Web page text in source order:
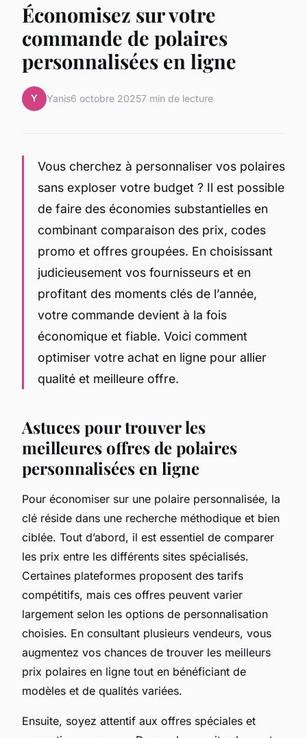
Économisez sur votre
commande de polaires
personnalisées en ligne
Y Yanis6 octobre 20257 min de lecture
Vous cherchez à personnaliser vos polaires
sans exploser votre budget ? Il est possible
de faire des économies substantielles en
combinant comparaison des prix, codes
promo et offres groupées. En choisissant
judicieusement vos fournisseurs et en
profitant des moments clés de l’année,
votre commande devient à la fois
économique et fiable. Voici comment
optimiser votre achat en ligne pour allier
qualité et meilleure offre.
Astuces pour trouver les
meilleures offres de polaires
personnalisées en ligne
Pour économiser sur une polaire personnalisée, la
clé réside dans une recherche méthodique et bien
ciblée. Tout d’abord, il est essentiel de comparer
les prix entre les différents sites spécialisés.
Certaines plateformes proposent des tarifs
compétitifs, mais ces offres peuvent varier
largement selon les options de personnalisation
choisies. En consultant plusieurs vendeurs, vous
augmentez vos chances de trouver les meilleurs
prix polaires en ligne tout en bénéficiant de
modèles et de qualités variées.
Ensuite, soyez attentif aux offres spéciales et